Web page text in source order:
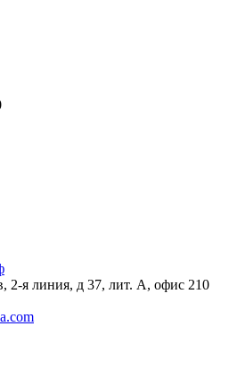
2-я линия, д 37, лит. А, офис 210